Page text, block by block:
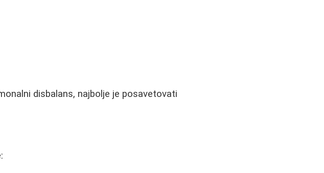
disbalans, najbolje je posavetovati